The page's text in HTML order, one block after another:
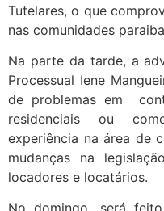
Tutelares, o que
nas comunidades
Na parte da tarde, a
Processual Iene
de problemas em
residenciais ou
experiência na área de
mudanças na
locadores e locatários.